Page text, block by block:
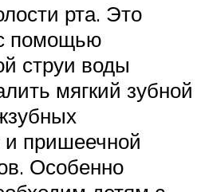
рта. Это
помощью
струи воды
мягкий зубной
и пришеечной
Особенно